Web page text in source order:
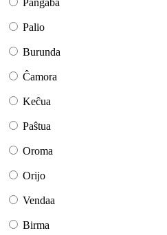
Panĝaba
Palio
Burunda
Ĉamora
Keĉua
Paŝtua
Oroma
Orijo
Vendaa
Birma